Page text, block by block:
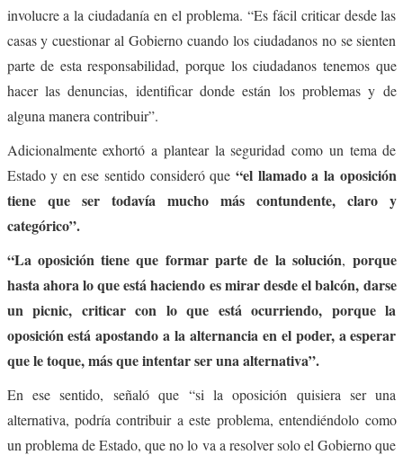
involucre a la ciudadanía en el problema. “Es fácil criticar desde las
casas y cuestionar al Gobierno cuando los ciudadanos no se sienten
parte de esta responsabilidad, porque los ciudadanos tenemos que
hacer las denuncias, identificar donde están los problemas y de
alguna manera contribuir”.
Adicionalmente exhortó a plantear la seguridad como un tema de
Estado y en ese sentido consideró que “el llamado a la oposición
tiene que ser todavía mucho más contundente, claro y
categórico”.
“La oposición tiene que formar parte de la solución, porque
hasta ahora lo que está haciendo es mirar desde el balcón, darse
un picnic, criticar con lo que está ocurriendo, porque la
oposición está apostando a la alternancia en el poder, a esperar
que le toque, más que intentar ser una alternativa”.
En ese sentido, señaló que “si la oposición quisiera ser una
alternativa, podría contribuir a este problema, entendiéndolo como
un problema de Estado, que no lo va a resolver solo el Gobierno que